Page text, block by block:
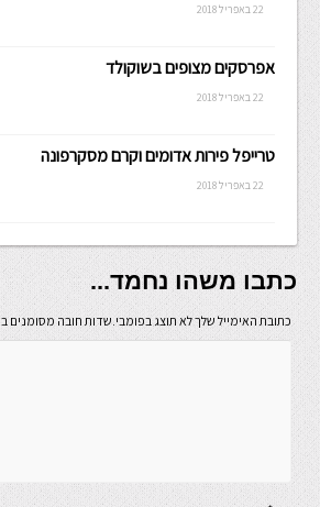
22 באפריל 2018
אפרסקים מצופים בשוקולד
22 באפריל 2018
טרייפל פירות אדומים וקרם מסקרפונה
22 באפריל 2018
כתבו משהו נחמד...
כתובת האימייל שלך לא תוצג בפומבי.שדות חובה מסומנים ב